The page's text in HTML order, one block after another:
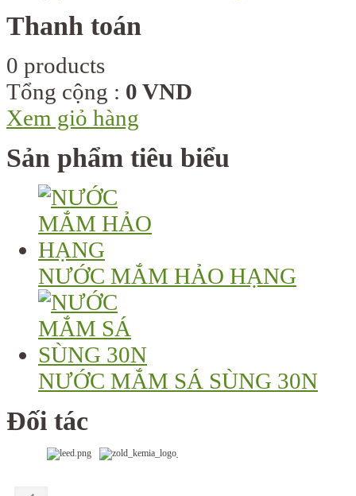
Thanh toán
0 products
Tổng cộng : 0 VND
Xem giỏ hàng
Sản phẩm tiêu biểu
NƯỚC MẮM HẢO HẠNG
NƯỚC MẮM SÁ SÙNG 30N
Đối tác